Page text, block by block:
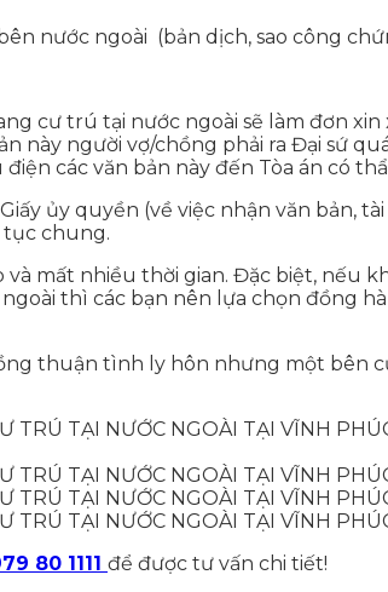
nước ngoài (bản dịch, sao công
cư trú tại nước ngoài sẽ làm đơn
này người vợ/chồng phải ra Đại sứ
các văn bản này đến Tòa án có
ủy quyền (về việc nhận văn bản,
tục chung.
mất nhiều thời gian. Đặc biệt, nếu
thì các bạn nên lựa chọn đồng
thuận tình ly hôn nhưng một bên
80 1111 để được tư vấn chi tiết!